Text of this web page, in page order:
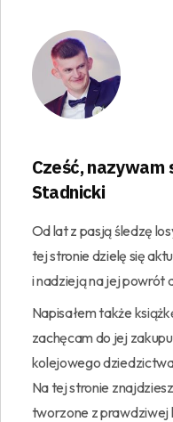
Cześć, nazywam
Stadnicki
Od lat z pasją śledzę
tej stronie dzielę się
i nadzieją na jej powrót
Napisałem także
zachęcam do jej
kolejowego
Na tej stronie
tworzone z prawdziwej